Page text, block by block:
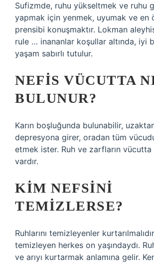
Sufizmde, ruhu yükseltmek ve ruhu
yapmak için yenmek, uyumak ve en
prensibi konuşmaktır. Lokman
rule … inananlar koşullar altında, iyi
yaşam sabırlı tutulur.
NEFIS VÜCUTTA
BULUNUR?
Karın boşluğunda bulunabilir,
depresyona girer, oradan tüm
etmek ister. Ruh ve zarfların vücutta
vardır.
KIM NEFSINI
TEMIZLERSE?
Ruhlarını temizleyenler
temizleyen herkes on yaşındaydı.
ve arıyı kurtarmak anlamına gelir.